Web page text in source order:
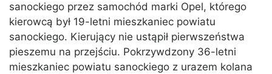
sanockiego przez samochód marki Opel, którego
kierowcą był 19-letni mieszkaniec powiatu
sanockiego. Kierujący nie ustąpił pierwszeństwa
pieszemu na przejściu. Pokrzywdzony 36-letni
mieszkaniec powiatu sanockiego z urazem kolana